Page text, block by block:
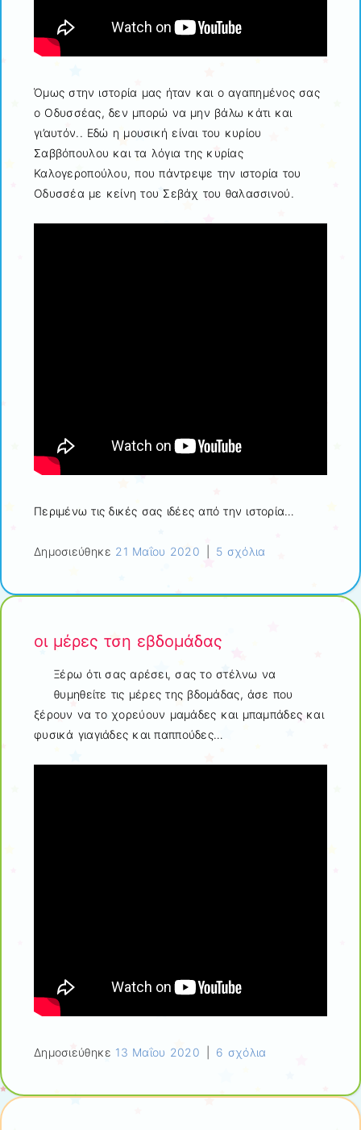
Όμως στην ιστορία μας ήταν και ο αγαπημένος σας
ο Οδυσσέας, δεν μπορώ να μην βάλω κάτι και
γι’αυτόν.. Εδώ η μουσική είναι του κυρίου
Σαββόπουλου και τα λόγια της κυρίας
Καλογεροπούλου, που πάντρεψε την ιστορία του
Οδυσσέα με κείνη του Σεβάχ του θαλασσινού.
Περιμένω τις δικές σας ιδέες από την ιστορία…
Δημοσιεύθηκε 21 Μαΐου 2020 5 σχόλια
οι μέρες τση εβδομάδας
Ξέρω ότι σας αρέσει, σας το στέλνω να
θυμηθείτε τις μέρες της βδομάδας, άσε που
ξέρουν να το χορεύουν μαμάδες και μπαμπάδες και
φυσικά γιαγιάδες και παππούδες…
Δημοσιεύθηκε 13 Μαΐου 2020 6 σχόλια